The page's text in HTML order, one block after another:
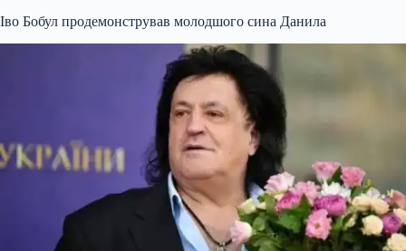
Іво Бобул продемонстрував молодшого сина Данила